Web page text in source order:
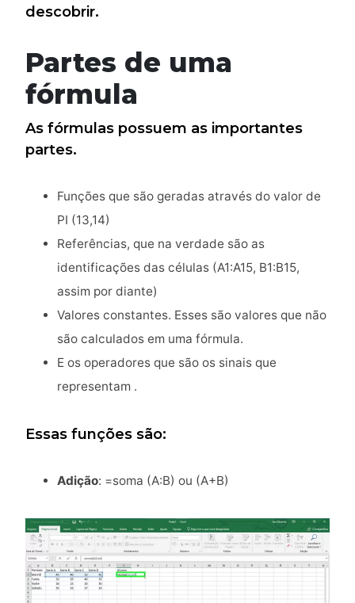
descobrir.
Partes de uma
fórmula
As fórmulas possuem as importantes
partes.
Funções que são geradas através do valor de
PI (13,14)
Referências, que na verdade são as
identificações das células (A1:A15, B1:B15,
assim por diante)
Valores constantes. Esses são valores que não
são calculados em uma fórmula.
E os operadores que são os sinais que
representam .
Essas funções são:
Adição: =soma (A:B) ou (A+B)